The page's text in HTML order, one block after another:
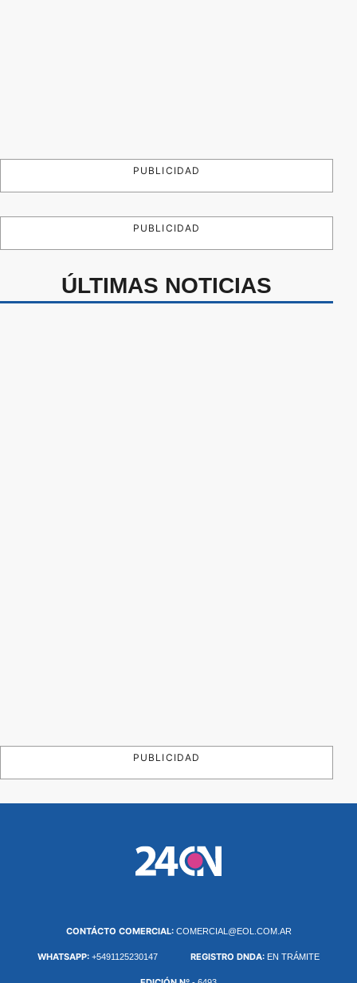
PUBLICIDAD
PUBLICIDAD
ÚLTIMAS NOTICIAS
PUBLICIDAD
CONTÁCTO COMERCIAL: COMERCIAL@EOL.COM.AR
WHATSAPP: +5491125230147 REGISTRO DNDA: EN TRÁMITE